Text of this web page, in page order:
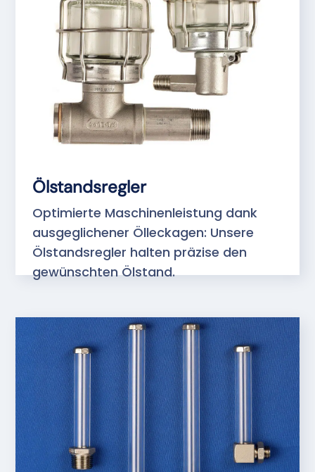
Ölstandsregler
Optimierte Maschinenleistung dank
ausgeglichener Ölleckagen: Unsere
Ölstandsregler halten präzise den
gewünschten Ölstand.